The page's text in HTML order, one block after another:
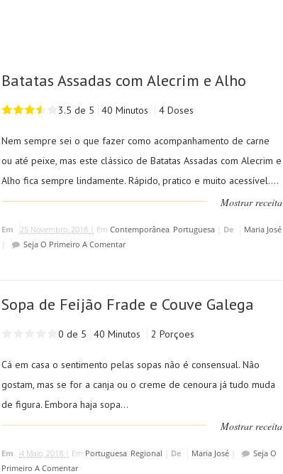
Batatas Assadas com Alecrim e Alho
3.5 de 5 40 Minutos 4 Doses
Nem sempre sei o que fazer como acompanhamento de carne
ou até peixe, mas este clássico de Batatas Assadas com Alecrim e
Alho fica sempre lindamente. Rápido, pratico e muito acessível....
Mostrar receita
Em 25 Novembro, 2018 | Em Contemporânea, Portuguesa| De
Maria José
Seja O Primeiro A Comentar
Sopa de Feijão Frade e Couve Galega
0 de 5 40 Minutos 2 Porçoes
Cá em casa o sentimento pelas sopas não é consensual. Não
gostam, mas se for a canja ou o creme de cenoura já tudo muda
de figura. Embora haja sopa...
Mostrar receita
Em 4 Maio, 2018 | Em Portuguesa, Regional De Maria José|
Seja O
Primeiro A Comentar